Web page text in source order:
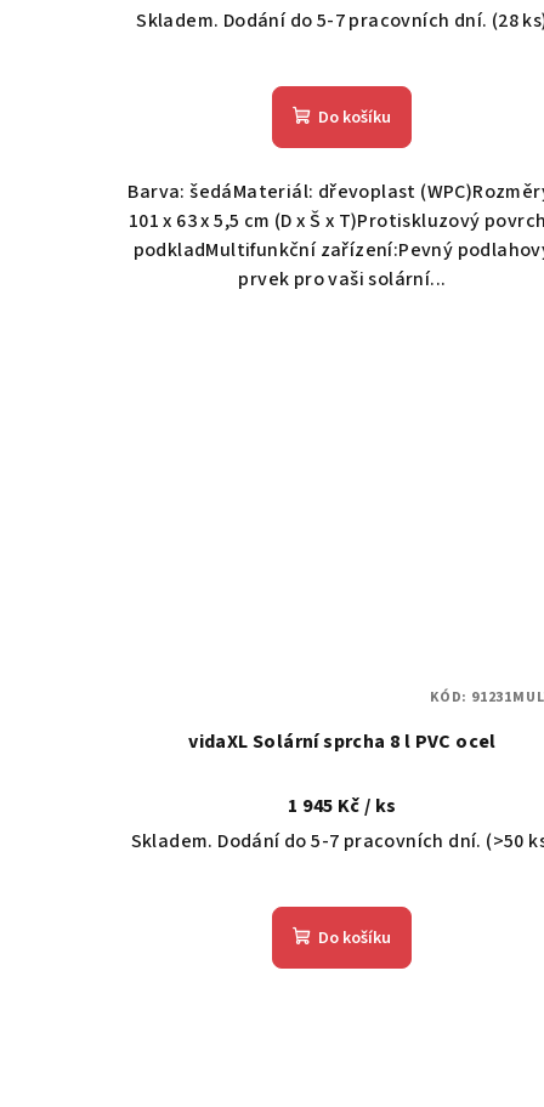
Skladem. Dodání do 5-7 pracovních dní. (28
Do košíku
Barva: šedáMateriál: dřevoplast
101 x 63 x 5,5 cm (D x Š x T)Protiskluzový
podkladMultifunkční zařízení:Pevný
prvek pro vaši solární...
vidaXL Solární sprcha 8 l PVC ocel
1 945 Kč/ ks
Skladem. Dodání do 5-7 pracovních dní. (>50
Do košíku
KÓD: